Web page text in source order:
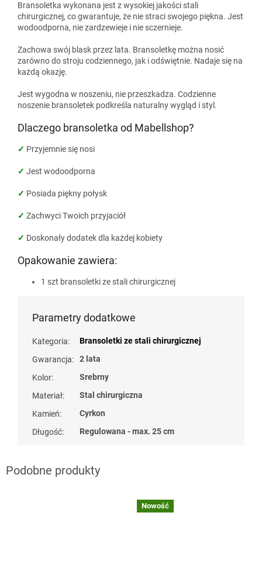
Bransoletka wykonana jest z wysokiej jakości stali
chirurgicznej, co gwarantuje, że nie straci swojego piękna. Jest
wodoodporna, nie zardzewieje i nie sczernieje.
Zachowa swój blask przez lata. Bransoletkę można nosić
zarówno do stroju codziennego, jak i odświętnie. Nadaje się na
każdą okazję.
Jest wygodna w noszeniu, nie przeszkadza. Codzienne
noszenie bransoletek podkreśla naturalny wygląd i styl.
Dlaczego bransoletka od Mabellshop?
✓ Przyjemnie się nosi
✓ Jest wodoodporna
✓ Posiada piękny połysk
✓ Zachwyci Twoich przyjaciół
✓ Doskonały dodatek dla każdej kobiety
Opakowanie zawiera:
1 szt bransoletki ze stali chirurgicznej
Parametry dodatkowe
Kategoria:
Bransoletki ze stali chirurgicznej
Gwarancja:
2 lata
Kolor:
Srebrny
Materiał:
Stal chirurgiczna
Kamień:
Cyrkon
Długość: Regulowana - max. 25 cm
Nowość